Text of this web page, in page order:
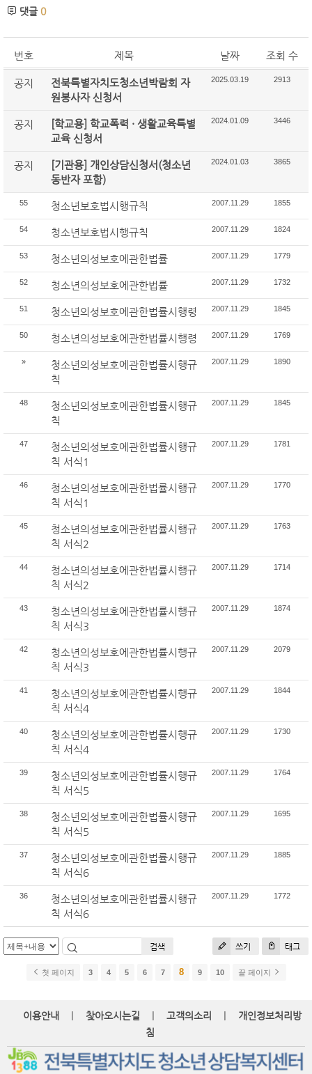
댓글 0
번호 제목 날짜 조회 수
공지
전북특별자치도청소년박람회 자
원봉사자 신청서
2025.03.19 2913
공지
[학교용] 학교폭력 · 생활교육특별
교육 신청서
2024.01.09 3446
공지
[기관용] 개인상담신청서(청소년
동반자 포함)
2024.01.03 3865
55 청소년보호법시행규칙 2007.11.29 1855
54 청소년보호법시행규칙 2007.11.29 1824
53 청소년의성보호에관한법률 2007.11.29 1779
52 청소년의성보호에관한법률 2007.11.29 1732
51 청소년의성보호에관한법률시행령 2007.11.29 1845
50 청소년의성보호에관한법률시행령 2007.11.29 1769
»
청소년의성보호에관한법률시행규
칙
2007.11.29 1890
48
청소년의성보호에관한법률시행규
칙
2007.11.29 1845
47
청소년의성보호에관한법률시행규
칙 서식1
2007.11.29 1781
46
청소년의성보호에관한법률시행규
칙 서식1
2007.11.29 1770
45
청소년의성보호에관한법률시행규
칙 서식2
2007.11.29 1763
44
청소년의성보호에관한법률시행규
칙 서식2
2007.11.29 1714
43
청소년의성보호에관한법률시행규
칙 서식3
2007.11.29 1874
42
청소년의성보호에관한법률시행규
칙 서식3
2007.11.29 2079
41
청소년의성보호에관한법률시행규
칙 서식4
2007.11.29 1844
40
청소년의성보호에관한법률시행규
칙 서식4
2007.11.29 1730
39
청소년의성보호에관한법률시행규
칙 서식5
2007.11.29 1764
38
청소년의성보호에관한법률시행규
칙 서식5
2007.11.29 1695
37
청소년의성보호에관한법률시행규
칙 서식6
2007.11.29 1885
36
청소년의성보호에관한법률시행규
칙 서식6
2007.11.29 1772
쓰기 태그
검색
첫 페이지 3 4 5 6 7 8 9 10 끝 페이지
이용안내 | 찾아오시는길 | 고객의소리 |
개인정보처리방
침